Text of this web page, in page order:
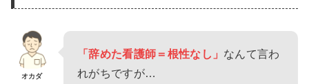
オカダ
「辞めた看護師＝根性なし」 なんて言わ
れがちですが…